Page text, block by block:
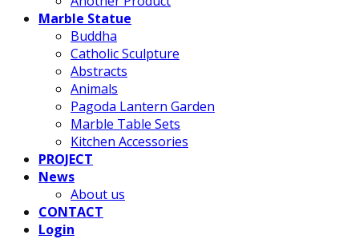
Marble Statue
Buddha
Catholic Sculpture
Abstracts
Animals
Pagoda Lantern Garden
Marble Table Sets
Kitchen Accessories
PROJECT
News
About us
CONTACT
Login